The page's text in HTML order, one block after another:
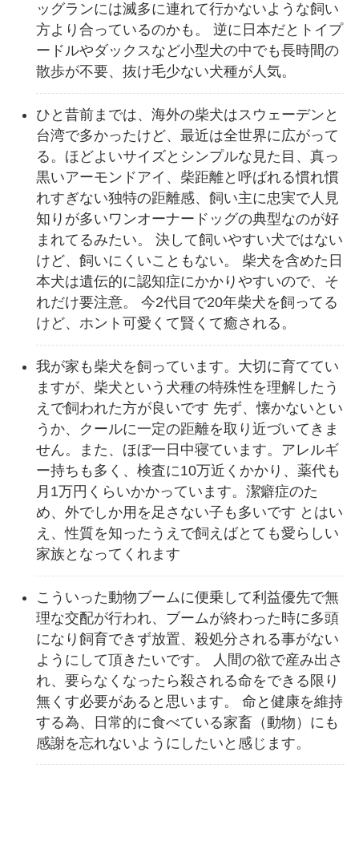
ッグランには滅多に連れて行かないような飼い
方より合っているのかも。 逆に日本だとトイプ
ードルやダックスなど小型犬の中でも長時間の
散歩が不要、抜け毛少ない犬種が人気。
ひと昔前までは、海外の柴犬はスウェーデンと
台湾で多かったけど、最近は全世界に広がって
る。ほどよいサイズとシンプルな見た目、真っ
黒いアーモンドアイ、柴距離と呼ばれる慣れ慣
れすぎない独特の距離感、飼い主に忠実で人見
知りが多いワンオーナードッグの典型なのが好
まれてるみたい。 決して飼いやすい犬ではない
けど、飼いにくいこともない。 柴犬を含めた日
本犬は遺伝的に認知症にかかりやすいので、そ
れだけ要注意。 今2代目で20年柴犬を飼ってる
けど、ホント可愛くて賢くて癒される。
我が家も柴犬を飼っています。大切に育ててい
ますが、柴犬という犬種の特殊性を理解したう
えで飼われた方が良いです 先ず、懐かないとい
うか、クールに一定の距離を取り近づいてきま
せん。また、ほぼ一日中寝ています。アレルギ
ー持ちも多く、検査に10万近くかかり、薬代も
月1万円くらいかかっています。潔癖症のた
め、外でしか用を足さない子も多いです とはい
え、性質を知ったうえで飼えばとても愛らしい
家族となってくれます
こういった動物ブームに便乗して利益優先で無
理な交配が行われ、ブームが終わった時に多頭
になり飼育できず放置、殺処分される事がない
ようにして頂きたいです。 人間の欲で産み出さ
れ、要らなくなったら殺される命をできる限り
無くす必要があると思います。 命と健康を維持
する為、日常的に食べている家畜（動物）にも
感謝を忘れないようにしたいと感じます。